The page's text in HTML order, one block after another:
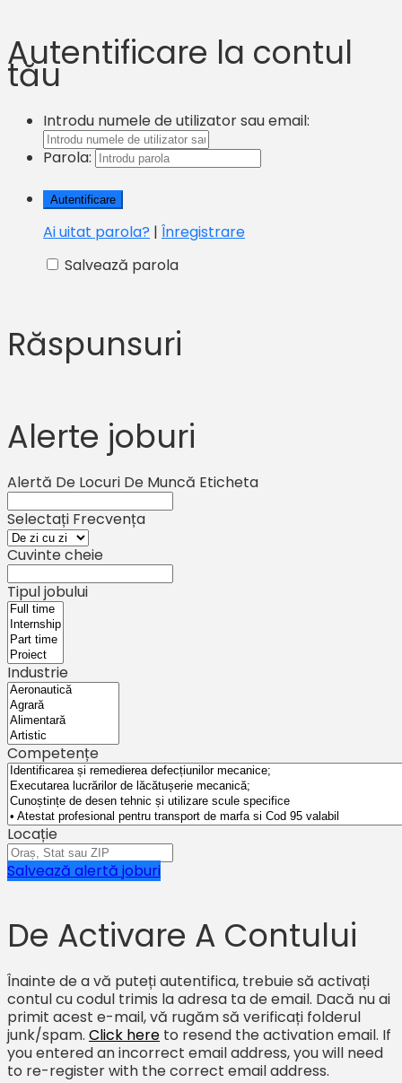
Autentificare la contul
tău
Introdu numele de utilizator sau email:
Parola:
Ai uitat parola? | Înregistrare
Salvează parola
Răspunsuri
Alerte joburi
Alertă De Locuri De Muncă Eticheta
Selectați Frecvența
Cuvinte cheie
Tipul jobului
Industrie
Competențe
Locație
Salvează alertă joburi
De Activare A Contului
Înainte de a vă puteți autentifica, trebuie să activați
contul cu codul trimis la adresa ta de email. Dacă nu ai
primit acest e-mail, vă rugăm să verificați folderul
junk/spam. Click here to resend the activation email. If
you entered an incorrect email address, you will need
to re-register with the correct email address.